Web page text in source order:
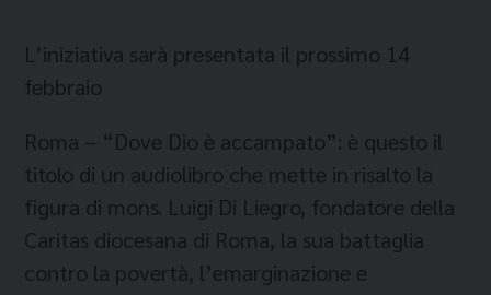
L’iniziativa sarà presentata il prossimo 14
febbraio
Roma – “Dove Dio è accampato”: è questo il
titolo di un audiolibro che mette in risalto la
figura di mons. Luigi Di Liegro, fondatore della
Caritas diocesana di Roma, la sua battaglia
contro la povertà, l’emarginazione e